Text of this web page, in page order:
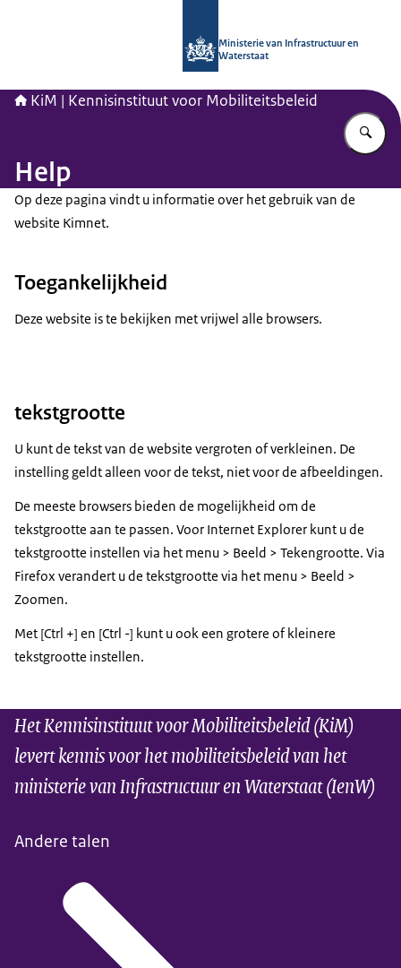
Ministerie van Infrastructuur en
Waterstaat
KiM | Kennisinstituut voor Mobiliteitsbeleid
Help
Op deze pagina vindt u informatie over het gebruik van de
website Kimnet.
Toegankelijkheid
Deze website is te bekijken met vrijwel alle browsers.
tekstgrootte
U kunt de tekst van de website vergroten of verkleinen. De
instelling geldt alleen voor de tekst, niet voor de afbeeldingen.
De meeste browsers bieden de mogelijkheid om de
tekstgrootte aan te passen. Voor Internet Explorer kunt u de
tekstgrootte instellen via het menu > Beeld > Tekengrootte. Via
Firefox verandert u de tekstgrootte via het menu > Beeld >
Zoomen.
Met [Ctrl +] en [Ctrl -] kunt u ook een grotere of kleinere
tekstgrootte instellen.
Het Kennisinstituut voor Mobiliteitsbeleid (KiM)
levert kennis voor het mobiliteitsbeleid van het
ministerie van Infrastructuur en Waterstaat (IenW)
Andere talen